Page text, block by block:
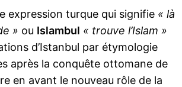
expression turque qui signifie « là
» ou Islambul « trouve l’Islam »
d’Istanbul par étymologie
après la conquête ottomane de
en avant le nouveau rôle de la